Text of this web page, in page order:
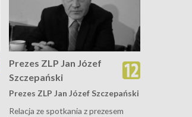
Prezes ZLP Jan Józef
Szczepański
Prezes ZLP Jan Józef Szczepański
Relacja ze spotkania z prezesem